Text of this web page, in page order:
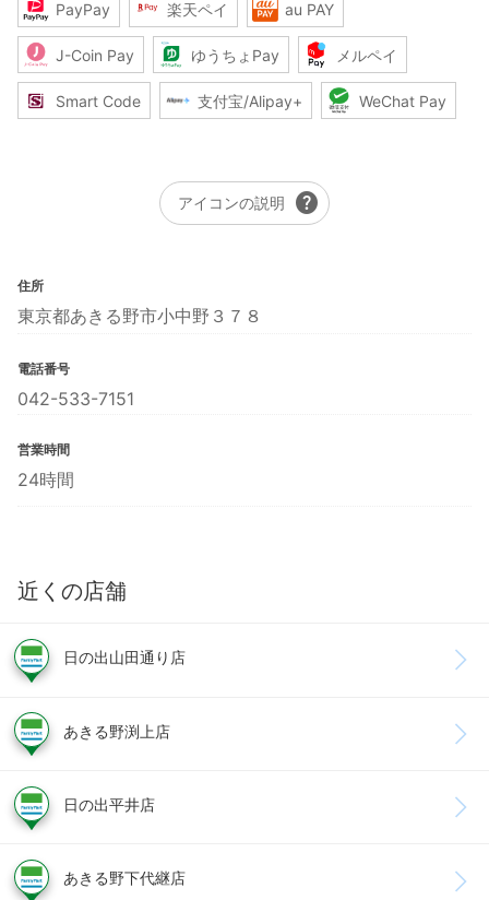
PayPay 楽天ペイ au PAY
J-Coin Pay ゆうちょPay メルペイ
Smart Code 支付宝/Alipay+ WeChat Pay
アイコンの説明 help
住所
東京都あきる野市小中野３７８
電話番号
042-533-7151
営業時間
24時間
近くの店舗
日の出山田通り店
あきる野渕上店
日の出平井店
あきる野下代継店